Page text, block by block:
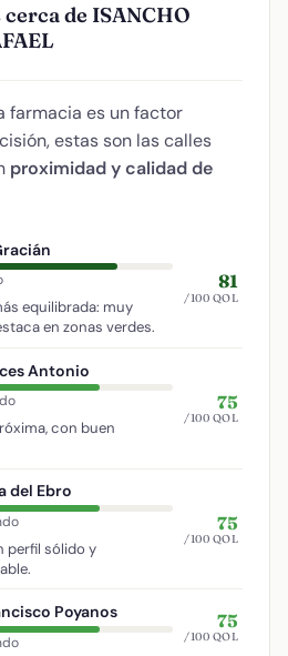
de ISANCHO
farmacia es un factor
estas son las calles
proximidad y calidad de
equilibrada: muy
en zonas verdes.
81
/100 QOL
Antonio
con buen
75
/100 QOL
del Ebro
perfil sólido y
75
/100 QOL
Poyanos 75
/100 QOL